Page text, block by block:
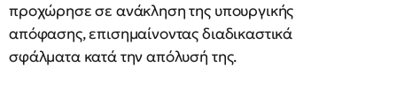
προχώρησε σε ανάκληση της υπουργικής
απόφασης, επισημαίνοντας διαδικαστικά
σφάλματα κατά την απόλυσή της.